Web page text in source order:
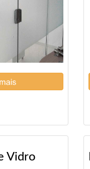
Vidro